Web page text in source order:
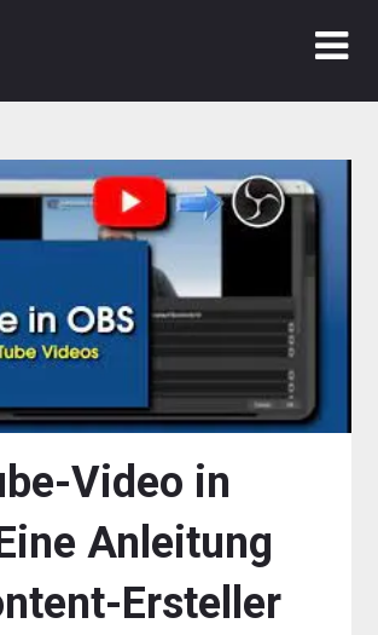
Video in
Anleitung
Ersteller